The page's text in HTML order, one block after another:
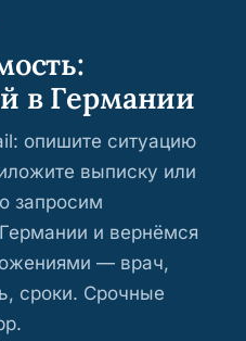
в Германии
опишите ситуацию
выписку или
запросим
и вернёмся
— врач,
сроки. Срочные